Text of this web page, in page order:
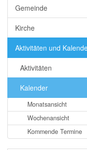
Gemeinde
Kirche
Aktivitäten und
Aktivitäten
Kalender
Monatsansicht
Wochenansicht
Kommende Termine